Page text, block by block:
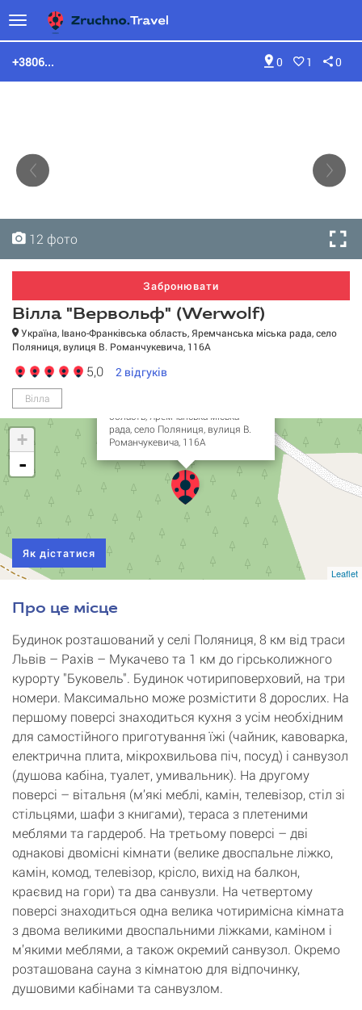
0 1 0
+3806...
12 фото
12 фото
12 фото
12 фото
12 фото
12 фото
12 фото
12 фото
12 фото
12 фото
12 фото
12 фото
Забронювати
Вілла "Вервольф" (Werwolf)
Україна, Івано-Франківська область, Яремчанська міська рада, село
Поляниця, вулиця В. Романчукевича, 116А
5,0 2 відгуків
Вілла
Вілла "Вервольф"
(Werwolf)
область, Яремчанська міська
рада, село Поляниця, вулиця В.
Романчукевича, 116А
+
-
Leaflet
Як дістатися
Про це місце
Будинок розташований у селі Поляниця, 8 км від траси
Львів – Рахів – Мукачево та 1 км до гірськолижного
курорту "Буковель". Будинок чотириповерховий, на три
номери. Максимально може розмістити 8 дорослих. На
першому поверсі знаходиться кухня з усім необхідним
для самостійного приготування їжі (чайник, кавоварка,
електрична плита, мікрохвильова піч, посуд) і санвузол
(душова кабіна, туалет, умивальник). На другому
поверсі – вітальня (м’які меблі, камін, телевізор, стіл зі
стільцями, шафи з книгами), тераса з плетеними
меблями та гардероб. На третьому поверсі – дві
однакові двомісні кімнати (велике двоспальне ліжко,
камін, комод, телевізор, крісло, вихід на балкон,
краєвид на гори) та два санвузли. На четвертому
поверсі знаходиться одна велика чотиримісна кімната
з двома великими двоспальними ліжками, каміном і
м’якими меблями, а також окремий санвузол. Окремо
розташована сауна з кімнатою для відпочинку,
душовими кабінами та санвузлом.